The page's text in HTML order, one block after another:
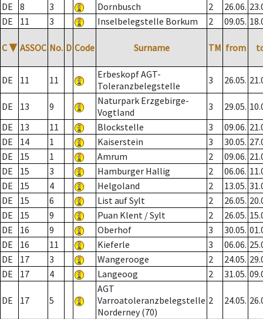
DE
8 3 Dornbusch 2 26.06.
DE
11 3 Inselbelegstelle Borkum 2 09.05.
C ▼ ASSOC No. D Code Surname TM from
DE 11 11
Erbeskopf AGT-
Toleranzbelegstelle
3 26.05.
DE 13 9
Naturpark Erzgebirge-
Vogtland
3 29.05.
DE
13 11 Blockstelle 3 09.06.
DE
14 1 Kaiserstein 3 30.05.
DE
15 1 Amrum 2 09.06.
DE
15 3 Hamburger Hallig 2 06.06.
DE
15 4 Helgoland 2 13.05.
DE
15 6 List auf Sylt 2 26.05.
DE
15 9 Puan Klent / Sylt 2 26.05.
DE
16 9 Oberhof 3 30.05.
DE
16 11 Kieferle 3 06.06.
DE
17 3 Wangerooge 2 24.05.
DE
17 4 Langeoog 2 31.05.
DE 17 5
AGT
Varroatoleranzbelegstelle
Norderney (70)
2 24.05.